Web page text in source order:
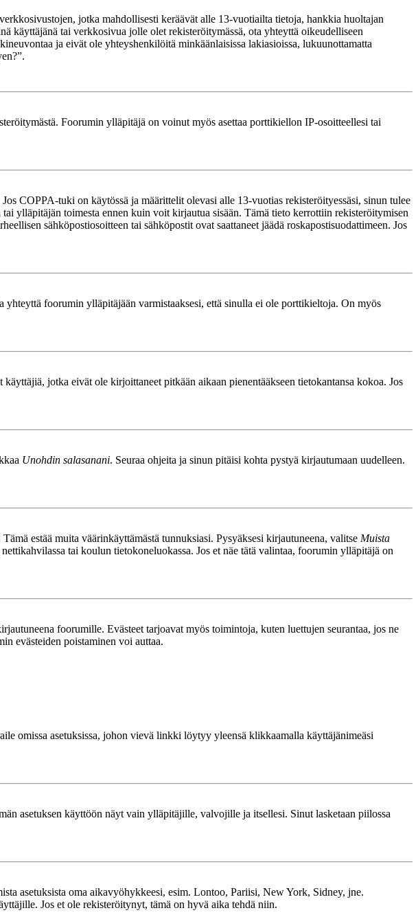
jotka mahdollisesti keräävät alle 13-vuotiailta tietoja, hankkia huoltajan
käyttäjänä tai verkkosivua jolle olet rekisteröitymässä, ota yhteyttä oikeudelliseen
ja eivät ole yhteyshenkilöitä minkäänlaisissa lakiasioissa, lukuunottamatta
Foorumin ylläpitäjä on voinut myös asettaa porttikiellon IP-osoitteellesi tai
COPPA-tuki on käytössä ja määrittelit olevasi alle 13-vuotias rekisteröityessäsi, sinun tulee
ylläpitäjän toimesta ennen kuin voit kirjautua sisään. Tämä tieto kerrottiin rekisteröitymisen
sähköpostiosoitteen tai sähköpostit ovat saattaneet jäädä roskapostisuodattimeen. Jos
yhteyttä foorumin ylläpitäjään varmistaaksesi, että sinulla ei ole porttikieltoja. On myös
jotka eivät ole kirjoittaneet pitkään aikaan pienentääkseen tietokantansa kokoa. Jos
Unohdin salasanani. Seuraa ohjeita ja sinun pitäisi kohta pystyä kirjautumaan uudelleen.
estää muita väärinkäyttämästä tunnuksiasi. Pysyäksesi kirjautuneena, valitse Muista
tai koulun tietokoneluokassa. Jos et näe tätä valintaa, foorumin ylläpitäjä on
foorumille. Evästeet tarjoavat myös toimintoja, kuten luettujen seurantaa, jos ne
evästeiden poistaminen voi auttaa.
omissa asetuksissa, johon vievä linkki löytyy yleensä klikkaamalla käyttäjänimeäsi
asetuksen käyttöön näyt vain ylläpitäjille, valvojille ja itsellesi. Sinut lasketaan piilossa
asetuksista oma aikavyöhykkeesi, esim. Lontoo, Pariisi, New York, Sidney, jne.
Jos et ole rekisteröitynyt, tämä on hyvä aika tehdä niin.